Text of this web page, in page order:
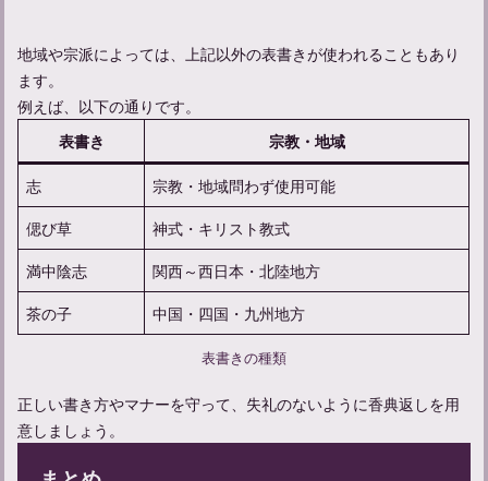
家族葬参列者としてのマナーや服装についてのガイド
忌中やってはいけないことについて解説
適切な遺体管理のポイントと安置場所選び、その重要性とは
地域や宗派によっては、上記以外の表書きが使われることもあり
ます。
例えば、以下の通りです。
表書き 宗教・地域
志
宗教・地域問わず使用可能
偲び草
神式・キリスト教式
満中陰志
関西～西日本・北陸地方
茶の子
中国・四国・九州地方
表書きの種類
正しい書き方やマナーを守って、失礼のないように香典返しを用
意しましょう。